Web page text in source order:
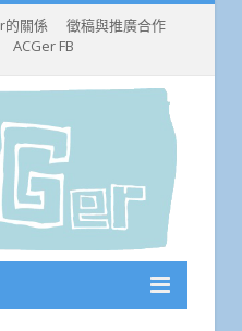
的關係
徵稿與推廣合作
ACGer FB